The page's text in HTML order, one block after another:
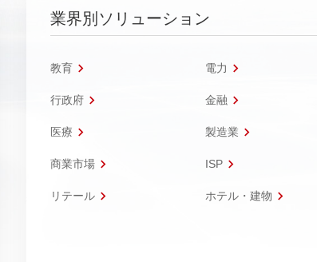
業界別ソリューション
教育 電力
行政府 金融
医療 製造業
商業市場 ISP
リテール ホテル・建物